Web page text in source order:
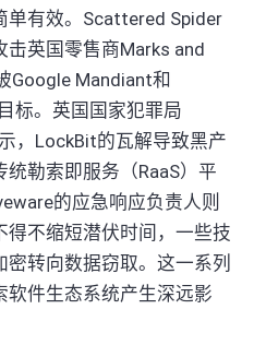
单有效。Scattered Spider
英国零售商Marks and
Google Mandiant和
标。英国国家犯罪局
，LockBit的瓦解导致黑产
勒索即服务（RaaS）平
的应急响应负责人则
不缩短潜伏时间，一些技
转向数据窃取。这一系列
软件生态系统产生深远影